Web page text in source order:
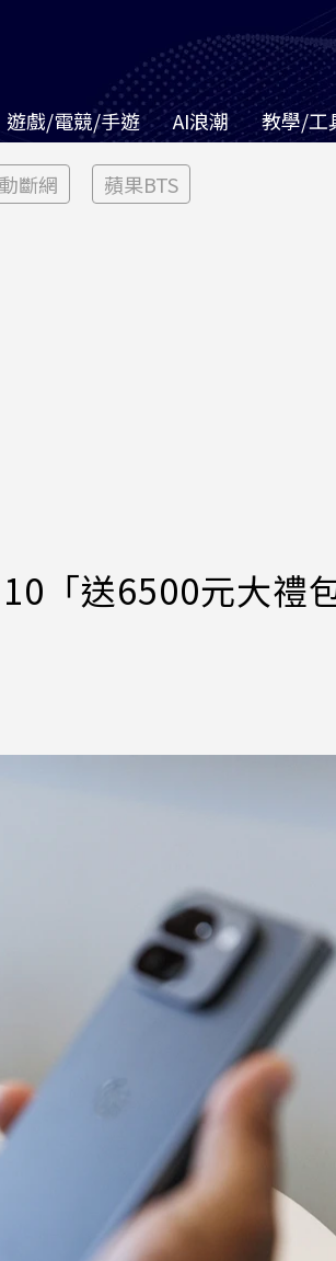
遊戲/電競/手遊 AI浪潮 教學/工
斷網 蘋果BTS
「送6500元大禮